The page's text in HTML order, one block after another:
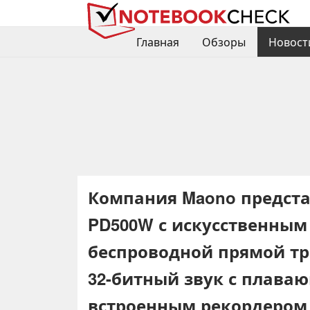
Главная Обзоры
Компания Maono
PD500W с
беспроводной прямой
32-битный звук с
встроенным рекордером